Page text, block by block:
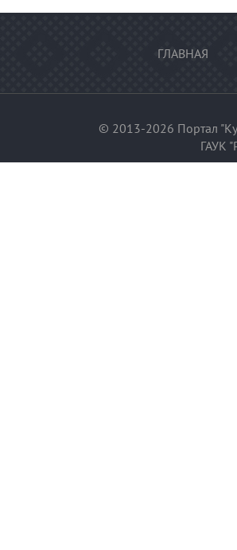
ГЛАВНАЯ
© 2013-2026 Портал
ГАУК